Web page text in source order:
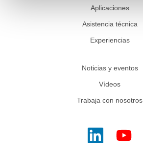
Aplicaciones
Asistencia técnica
Experiencias
Noticias y eventos
Vídeos
Trabaja con nosotros